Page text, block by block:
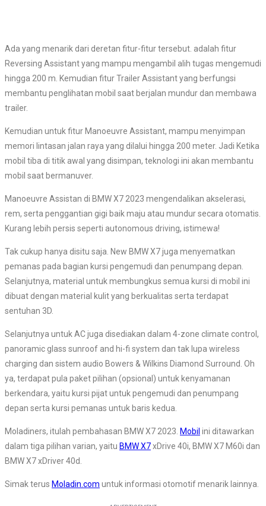
Ada yang menarik dari deretan fitur-fitur tersebut. adalah fitur
Reversing Assistant yang mampu mengambil alih tugas mengemudi
hingga 200 m. Kemudian fitur Trailer Assistant yang berfungsi
membantu penglihatan mobil saat berjalan mundur dan membawa
trailer.
Kemudian untuk fitur Manoeuvre Assistant, mampu menyimpan
memori lintasan jalan raya yang dilalui hingga 200 meter. Jadi Ketika
mobil tiba di titik awal yang disimpan, teknologi ini akan membantu
mobil saat bermanuver.
Manoeuvre Assistan di BMW X7 2023 mengendalikan akselerasi,
rem, serta penggantian gigi baik maju atau mundur secara otomatis.
Kurang lebih persis seperti autonomous driving, istimewa!
Tak cukup hanya disitu saja. New BMW X7 juga menyematkan
pemanas pada bagian kursi pengemudi dan penumpang depan.
Selanjutnya, material untuk membungkus semua kursi di mobil ini
dibuat dengan material kulit yang berkualitas serta terdapat
sentuhan 3D.
Selanjutnya untuk AC juga disediakan dalam 4-zone climate control,
panoramic glass sunroof and hi-fi system dan tak lupa wireless
charging dan sistem audio Bowers & Wilkins Diamond Surround. Oh
ya, terdapat pula paket pilihan (opsional) untuk kenyamanan
berkendara, yaitu kursi pijat untuk pengemudi dan penumpang
depan serta kursi pemanas untuk baris kedua.
Moladiners, itulah pembahasan BMW X7 2023. Mobil ini ditawarkan
dalam tiga pilihan varian, yaitu BMW X7xDrive 40i, BMW X7 M60i dan
BMW X7 xDriver 40d.
Simak terus Moladin.com untuk informasi otomotif menarik lainnya.